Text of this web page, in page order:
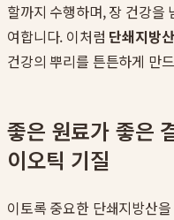
할까지 수행하며, 장 건강을
여합니다. 이처럼 단쇄지방산
건강의 뿌리를 튼튼하게 만
좋은 원료가 좋은
이오틱 기질
이토록 중요한 단쇄지방산